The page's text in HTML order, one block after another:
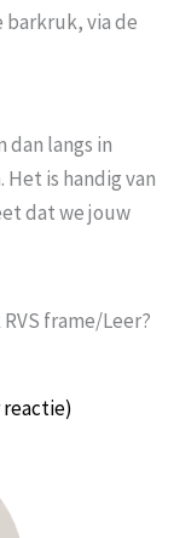
barkruk, via de
langs in
is handig van
dat we jouw
frame/Leer?